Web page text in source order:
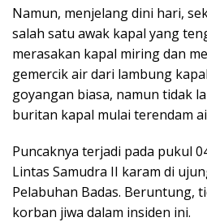
Namun, menjelang dini hari,
salah satu awak kapal yang
merasakan kapal miring dan
gemercik air dari lambung
goyangan biasa, namun tidak
buritan kapal mulai terendam
Puncaknya terjadi pada pukul
Lintas Samudra II karam di
Pelabuhan Badas. Beruntung,
korban jiwa dalam insiden ini.